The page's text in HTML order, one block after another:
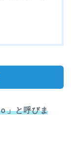
」と呼びま